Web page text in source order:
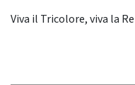
Viva il Tricolore, viva la